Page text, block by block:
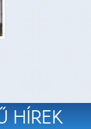
HÍREK